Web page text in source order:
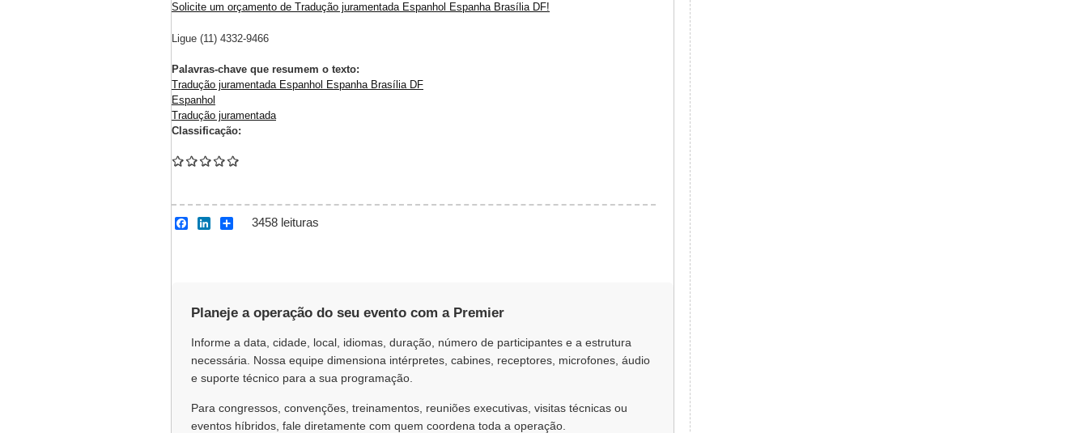
Solicite um orçamento de Tradução juramentada Espanhol Espanha Brasília DF!
Ligue (11) 4332-9466
Palavras-chave que resumem o texto:
Tradução juramentada Espanhol Espanha Brasília DF
Espanhol
Tradução juramentada
Classificação:
k
n
3458 leituras
Planeje a operação do seu evento com a Premier
Informe a data, cidade, local, idiomas, duração, número de participantes e a estrutura
necessária. Nossa equipe dimensiona intérpretes, cabines, receptores, microfones, áudio
e suporte técnico para a sua programação.
Para congressos, convenções, treinamentos, reuniões executivas, visitas técnicas ou
eventos híbridos, fale diretamente com quem coordena toda a operação.